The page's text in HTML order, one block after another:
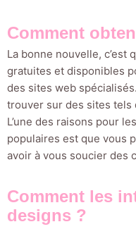
Comment
La bonne nouvelle, c’est
gratuites et disponibles
des sites web
trouver sur des sites tels
L’une des raisons pour
populaires est que vous
avoir à vous soucier des
Comment les
designs ?